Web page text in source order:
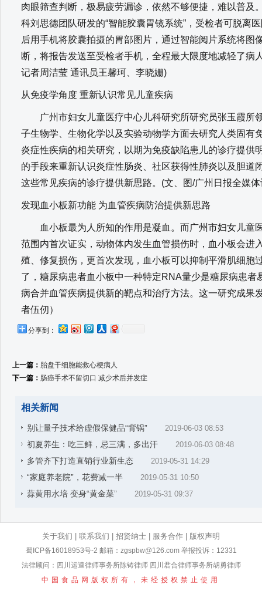
肉眼筛查判断，极易疲劳漏诊，依然不够便捷，难以普及
科刘思德团队研发的“智能胶囊胃镜系统”，受检者可脱离
后用手机将胶囊拍摄的胃部图片，通过智能阅片系统将图
断，将报告发送至受检者手机，全程最大限度地减轻了病
记者周洁莹 通讯员王馨珂、李晓姗)
从免疫学角度 重新认识常见儿童疾病
广州市妇女儿童医疗中心儿科研究所研究员张玉霞所
子生物学、生物化学以及实验动物学方面去研究人类固有
炎症性疾病的相关研究，以期为免疫缺陷患儿的诊疗提供
的手段来重新认识炎症性肠炎、社区获得性肺炎以及胆道
这些常见疾病的诊疗提供新思路。(文、图/广州日报全媒
发现血小板新功能 为血管疾病防治提供新思路
血小板最为人所知的作用是凝血。而广州市妇女儿童
范围内首次证实，动物体内发生血管损伤时，血小板会进
殖、修复损伤，更首次发现，血小板可以抑制平滑肌细胞
了，糖尿病患者血小板中一种特定RNA量少是糖尿病患者
病合并血管疾病提供新的靶点和治疗方法。这一研究成果
者伍仞）
分享到：
上一篇： 胎盘干细胞能救心梗病人
下一篇： 肠癌手术不留切口 减少术后并发症
相关新闻
别让量子技术给虚假保健品“背锅” 2019-06-03 08:53
初夏养生：吃三鲜，忌三满，多出汗 2019-06-03 08:48
多管齐下打造直销行业新生态 2019-05-31 14:29
“家庭养老院”，花费减一半 2019-05-31 10:50
蒜黄用水培 变身“黄金菜” 2019-05-31 09:37
关于我们 联系我们 招贤纳士 服务合作 版权声明
蜀ICP备16018953号-2 邮箱：zgspbw@126.com 举报投诉：12331
法律顾问：四川运逵律师事务所陈铸律师 四川君合律师事务所胡勇律师
中国食品网版权所有，未经授权禁止使用